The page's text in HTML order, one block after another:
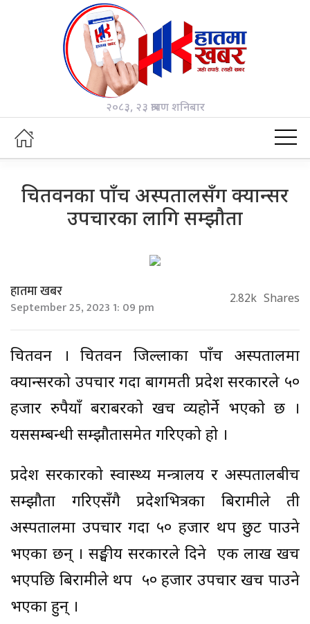
२०८३, २३ श्रावण शनिबार
चितवनका पाँच अस्पतालसँग क्यान्सर
उपचारका लागि सम्झौता
हातमा खबर
September 25, 2023 1: 09 pm 2.82k Shares
चितवन । चितवन जिल्लाका पाँच अस्पतालमा
क्यान्सरको उपचार गर्दा बागमती प्रदेश सरकारले ५०
हजार रुपैयाँ बराबरको खर्च व्यहोर्ने भएको छ ।
यससम्बन्धी सम्झौतासमेत गरिएको हो ।
प्रदेश सरकारको स्वास्थ्य मन्त्रालय र अस्पतालबीच
सम्झौता गरिएसँगै प्रदेशभित्रका बिरामीले ती
अस्पतालमा उपचार गर्दा ५० हजार थप छुट पाउने
भएका छन् । सङ्घीय सरकारले दिने एक लाख खर्च
भएपछि बिरामीले थप ५० हजार उपचार खर्च पाउने
भएका हुन् ।